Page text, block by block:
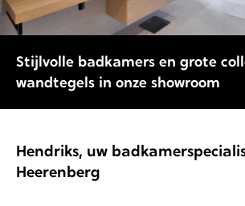
Contact
Stijlvolle badkamers en grote
wandtegels in onze showroom
Hendriks, uw
Heerenberg